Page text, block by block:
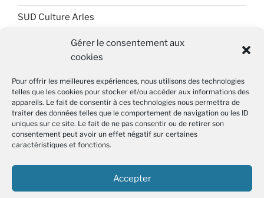
Gérer le consentement aux
cookies
Pour offrir les meilleures expériences, nous utilisons des technologies
telles que les cookies pour stocker et/ou accéder aux informations des
appareils. Le fait de consentir à ces technologies nous permettra de
traiter des données telles que le comportement de navigation ou les ID
uniques sur ce site. Le fait de ne pas consentir ou de retirer son
consentement peut avoir un effet négatif sur certaines
caractéristiques et fonctions.
Accepter
SUD Culture Arles
SUD Culture Art Architecture
SUD Culture Beaubourg
SUD Culture Bibliothèque nationale de France (BnF)
SUD Culture Métiers du livre
SUD Culture MICAM IDF